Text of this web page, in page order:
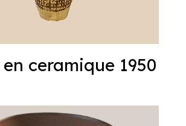
ceramique 1950